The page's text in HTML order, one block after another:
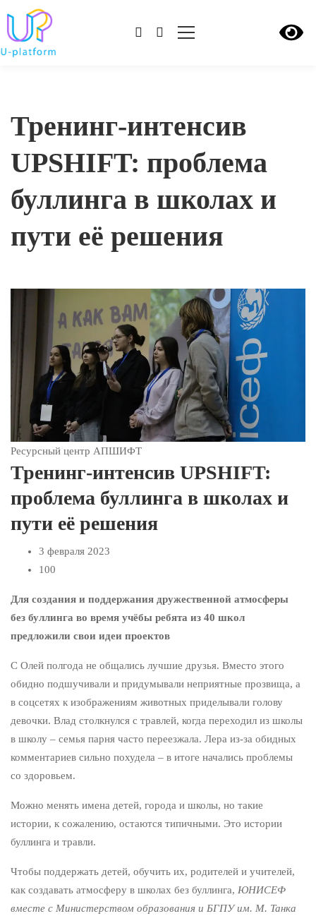
Тренинг-интенсив
UPSHIFT: проблема
буллинга в школах и
пути её решения
Ресурсный центр АПШИФТ
Тренинг-интенсив UPSHIFT:
проблема буллинга в школах и
пути её решения
3 февраля 2023
100
Для создания и поддержания дружественной атмосферы
без буллинга во время учёбы ребята из 40 школ
предложили свои идеи проектов
С Олей полгода не общались лучшие друзья. Вместо этого
обидно подшучивали и придумывали неприятные прозвища, а
в соцсетях к изображениям животных приделывали голову
девочки. Влад столкнулся с травлей, когда переходил из школы
в школу – семья парня часто переезжала. Лера из-за обидных
комментариев сильно похудела – в итоге начались проблемы
со здоровьем.
Можно менять имена детей, города и школы, но такие
истории, к сожалению, остаются типичными. Это истории
буллинга и травли.
Чтобы поддержать детей, обучить их, родителей и учителей,
как создавать атмосферу в школах без буллинга, ЮНИСЕФ
вместе с Министерством образования и БГПУ им. М. Танка